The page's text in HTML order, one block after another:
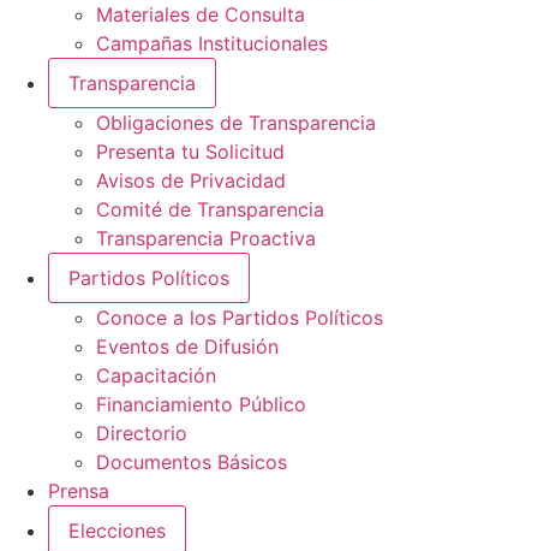
Materiales de Consulta
Campañas Institucionales
Transparencia
Obligaciones de Transparencia
Presenta tu Solicitud
Avisos de Privacidad
Comité de Transparencia
Transparencia Proactiva
Partidos Políticos
Conoce a los Partidos Políticos
Eventos de Difusión
Capacitación
Financiamiento Público
Directorio
Documentos Básicos
Prensa
Elecciones